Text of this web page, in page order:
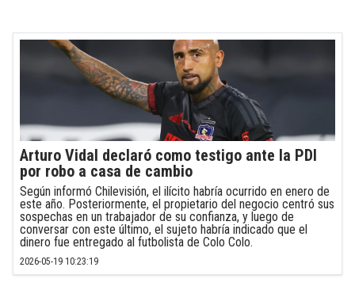
Arturo Vidal declaró como testigo ante la PDI
por robo a casa de cambio
Según informó Chilevisión, el ilícito habría ocurrido en enero de
este año. Posteriormente, el propietario del negocio centró sus
sospechas en un trabajador de su confianza, y luego de
conversar con este último, el sujeto habría indicado que el
dinero fue entregado al futbolista de Colo Colo.
2026-05-19 10:23:19